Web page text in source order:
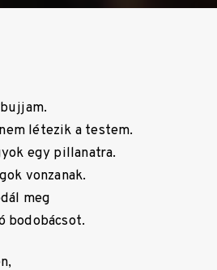
létezik a testem.
egy pillanatra.
vonzanak.
meg
bodobácsot.